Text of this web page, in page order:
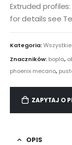
Extruded profiles:
for details see
Kategoria:
Znaczników: bopla,
phoenix mecano,
ZAPYTAJ O
OPIS